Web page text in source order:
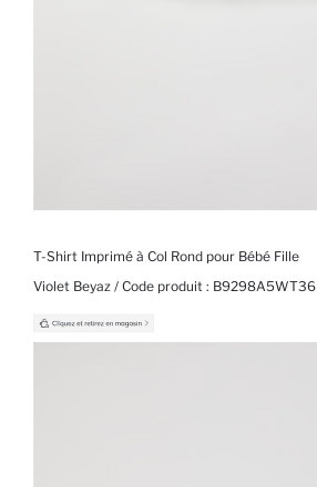
T-Shirt Imprimé à Col Rond pour Bébé Fille
Violet Beyaz / Code produit : B9298A5WT36